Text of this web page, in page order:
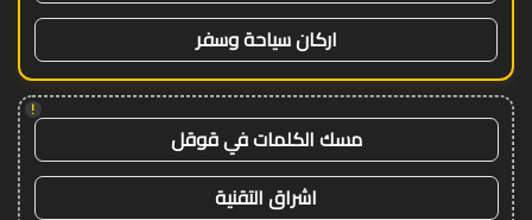
اركان سياحة وسفر
!
مسك الكلمات في قوقل
اشراق التقنية